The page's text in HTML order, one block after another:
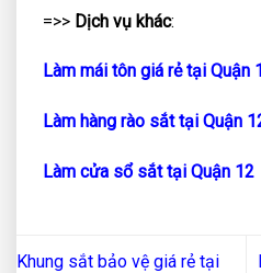
=>> Dịch vụ khác:
Làm mái tôn giá rẻ tại Quận
Làm hàng rào sắt tại Quận
Làm cửa sổ sắt tại Quận 12
Khung sắt bảo vệ giá rẻ tại